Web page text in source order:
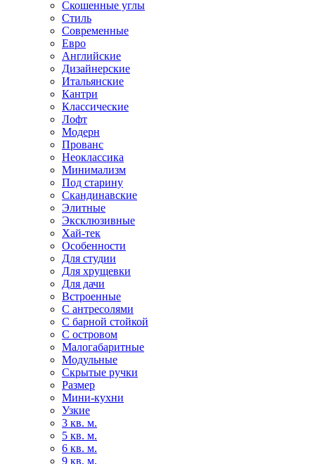
Скошенные углы
Стиль
Современные
Евро
Английские
Дизайнерские
Итальянские
Кантри
Классические
Лофт
Модерн
Прованс
Неоклассика
Минимализм
Под старину
Скандинавские
Элитные
Эксклюзивные
Хай-тек
Особенности
Для студии
Для хрущевки
Для дачи
Встроенные
С антресолями
С барной стойкой
С островом
Малогабаритные
Модульные
Скрытые ручки
Размер
Мини-кухни
Узкие
3 кв. м.
5 кв. м.
6 кв. м.
9 кв. м.